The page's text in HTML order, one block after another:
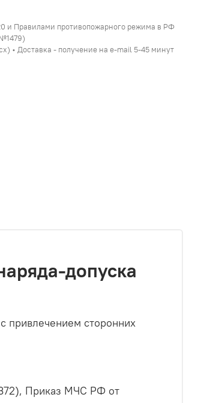
и Правилами противопожарного режима в РФ
• Доставка - получение на e-mail 5-45 минут
допуска
привлечением сторонних
Приказ МЧС РФ от